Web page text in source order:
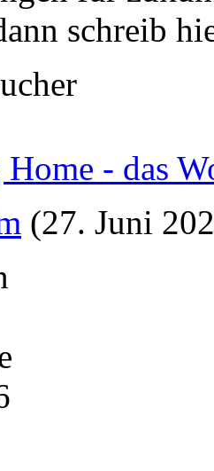
schreib
- das
(27. Juni